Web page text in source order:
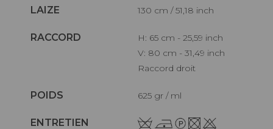
LAIZE 130 cm / 51,18 inch
RACCORD
H: 65 cm - 25,59 inch
V: 80 cm - 31,49 inch
Raccord droit
POIDS 625 gr / ml
ENTRETIEN